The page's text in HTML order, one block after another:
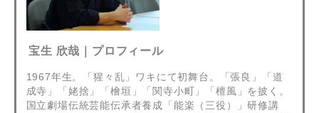
宝生 欣哉｜プロフィール
1967年生。「猩々乱」ワキにて初舞台。「張良」「道
成寺」「姥捨」「檜垣」「関寺小町」「檀風」を披く。
国立劇場伝統芸能伝承者養成「能楽（三役）」研修講